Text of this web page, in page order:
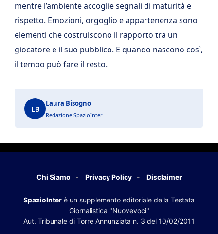
mentre l’ambiente accoglie segnali di maturità e
rispetto. Emozioni, orgoglio e appartenenza sono
elementi che costruiscono il rapporto tra un
giocatore e il suo pubblico. E quando nascono così,
il tempo può fare il resto.
LB
Laura Bisogno
Redazione SpazioInter
Chi Siamo Privacy Policy Disclaimer
SpazioInter è un supplemento editoriale della Testata
Giornalistica "Nuovevoci"
Aut. Tribunale di Torre Annunziata n. 3 del 10/02/2011